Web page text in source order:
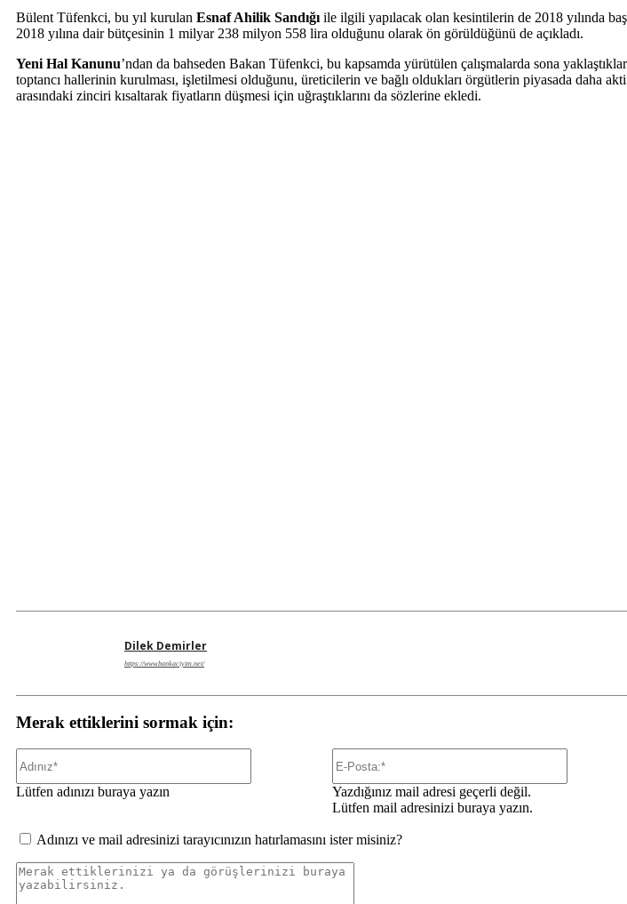
Bülent Tüfenkci, bu yıl kurulan Esnaf Ahilik Sandığı ile ilgili yapılacak olan kesintilerin de 2018 yılında
2018 yılına dair bütçesinin 1 milyar 238 milyon 558 lira olduğunu olarak ön görüldüğünü de açıkladı.
Yeni Hal Kanunu’ndan da bahseden Bakan Tüfenkci, bu kapsamda yürütülen çalışmalarda sona
toptancı hallerinin kurulması, işletilmesi olduğunu, üreticilerin ve bağlı oldukları örgütlerin piyasada daha
arasındaki zinciri kısaltarak fiyatların düşmesi için uğraştıklarını da sözlerine ekledi.
Dilek Demirler
https://www.bankaciyim.net/
Merak ettiklerini sormak için:
Lütfen adınızı buraya yazın
Yazdığınız mail adresi geçerli değil.
Lütfen mail adresinizi buraya yazın.
Adınızı ve mail adresinizi tarayıcınızın hatırlamasını ister misiniz?